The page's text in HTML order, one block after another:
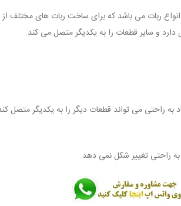
ربات می باشد که برای ساخت ربات های مختلف
راحتی می تواند قطعات دیگر را به یکدیگر متصل
به راحتی تغییر شکل نمی دهد.